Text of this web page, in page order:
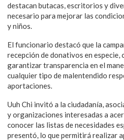
destacan butacas, escritorios y
necesario para mejorar las
y niños.
El funcionario destacó que la
recepción de donativos en especie,
garantizar transparencia en el
cualquier tipo de malentendido
aportaciones.
Uuh Chi invitó a la ciudadanía,
y organizaciones interesadas a
conocer las listas de necesidades
presentó, lo que permitirá realizar